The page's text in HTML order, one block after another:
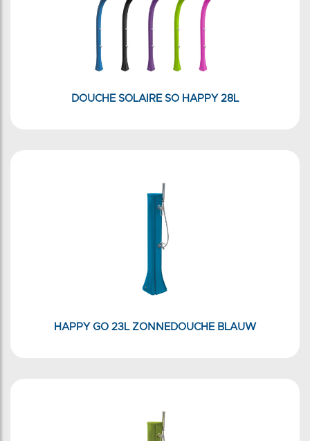
DOUCHE SOLAIRE SO HAPPY 28L
HAPPY GO 23L ZONNEDOUCHE BLAUW